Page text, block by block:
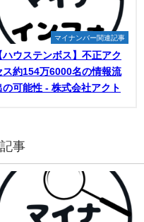
マイナンバー関連記事
ハウステンボス】不正アク
ス約154万6000名の情報流
の可能性 - 株式会社アクト
事